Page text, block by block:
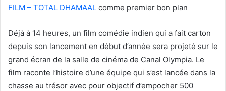
FILM – TOTAL DHAMAAL comme premier bon plan
Déjà à 14 heures, un film comédie indien qui a fait carton
depuis son lancement en début d’année sera projeté sur le
grand écran de la salle de cinéma de Canal Olympia. Le
film raconte l’histoire d’une équipe qui s’est lancée dans la
chasse au trésor avec pour objectif d’empocher 500